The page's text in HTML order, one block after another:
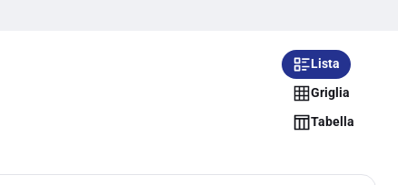
Lista
Griglia
Tabella